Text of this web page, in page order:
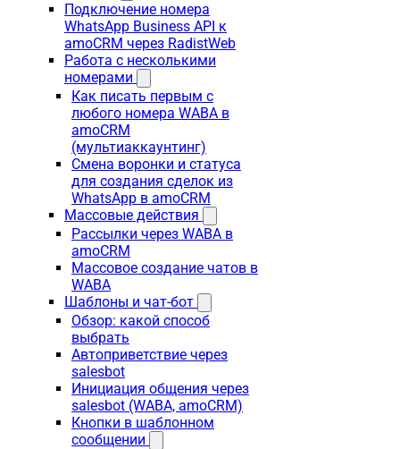
Подключение номера
WhatsApp Business API к
amoCRM через RadistWeb
Работа с несколькими
номерами
Как писать первым с
любого номера WABA в
amoCRM
(мультиаккаунтинг)
Смена воронки и статуса
для создания сделок из
WhatsApp в amoCRM
Массовые действия
Рассылки через WABA в
amoCRM
Массовое создание чатов в
WABA
Шаблоны и чат-бот
Обзор: какой способ
выбрать
Автоприветствие через
salesbot
Инициация общения через
salesbot (WABA, amoCRM)
Кнопки в шаблонном
сообщении